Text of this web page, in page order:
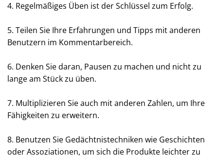
4. Regelmäßiges Üben ist der Schlüssel zum Erfolg.
5. Teilen Sie Ihre Erfahrungen und Tipps mit anderen
Benutzern im Kommentarbereich.
6. Denken Sie daran, Pausen zu machen und nicht zu
lange am Stück zu üben.
7. Multiplizieren Sie auch mit anderen Zahlen, um Ihre
Fähigkeiten zu erweitern.
8. Benutzen Sie Gedächtnistechniken wie Geschichten
oder Assoziationen, um sich die Produkte leichter zu